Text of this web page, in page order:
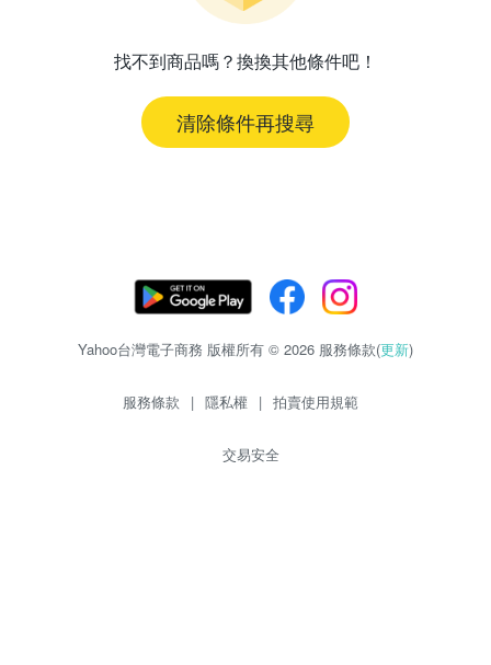
找不到商品嗎？換換其他條件吧！
清除條件再搜尋
Yahoo台灣電子商務 版權所有 © 2026 服務條款(更新)
服務條款 | 隱私權 | 拍賣使用規範
交易安全